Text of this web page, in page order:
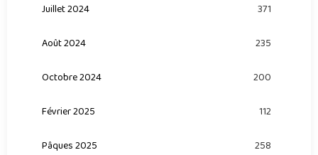
Juillet 2024 371
Août 2024 235
Octobre 2024 200
Février 2025 112
Pâques 2025 258